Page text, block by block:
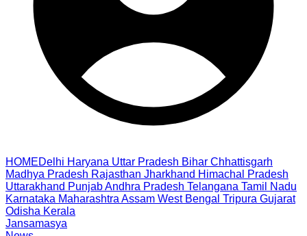
HOMEDelhi Haryana Uttar Pradesh Bihar Chhattisgarh
Madhya Pradesh Rajasthan Jharkhand Himachal Pradesh
Uttarakhand PunjabAndhra Pradesh Telangana Tamil Nadu
Karnataka Maharashtra Assam West Bengal Tripura Gujarat
Odisha Kerala
Jansamasya